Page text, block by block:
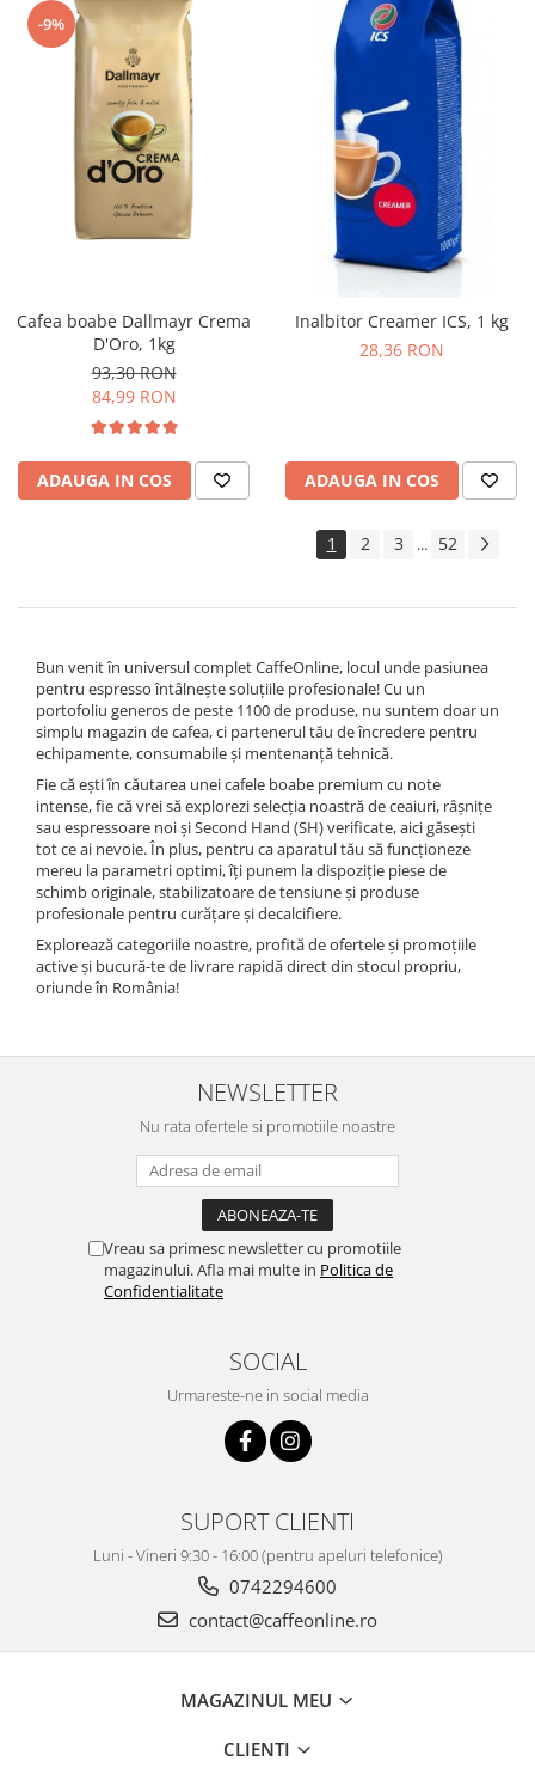
-9%
Cafea boabe Dallmayr Crema
D'Oro, 1kg
93,30 RON
84,99 RON
ADAUGA IN COS
Inalbitor Creamer ICS, 1 kg
28,36 RON
ADAUGA IN COS
1 2 3 ... 52
Bun venit în universul complet CaffeOnline, locul unde pasiunea
pentru espresso întâlnește soluțiile profesionale! Cu un
portofoliu generos de peste 1100 de produse, nu suntem doar un
simplu magazin de cafea, ci partenerul tău de încredere pentru
echipamente, consumabile și mentenanță tehnică.
Fie că ești în căutarea unei cafele boabe premium cu note
intense, fie că vrei să explorezi selecția noastră de ceaiuri, râșnițe
sau espressoare noi și Second Hand (SH) verificate, aici găsești
tot ce ai nevoie. În plus, pentru ca aparatul tău să funcționeze
mereu la parametri optimi, îți punem la dispoziție piese de
schimb originale, stabilizatoare de tensiune și produse
profesionale pentru curățare și decalcifiere.
Explorează categoriile noastre, profită de ofertele și promoțiile
active și bucură-te de livrare rapidă direct din stocul propriu,
oriunde în România!
NEWSLETTER
Nu rata ofertele si promotiile noastre
Vreau sa primesc newsletter cu promotiile
magazinului. Afla mai multe in Politica de
Confidentialitate
SOCIAL
Urmareste-ne in social media
SUPORT CLIENTI
Luni - Vineri 9:30 - 16:00 (pentru apeluri telefonice)
0742294600
contact@caffeonline.ro
MAGAZINUL MEU
CLIENTI